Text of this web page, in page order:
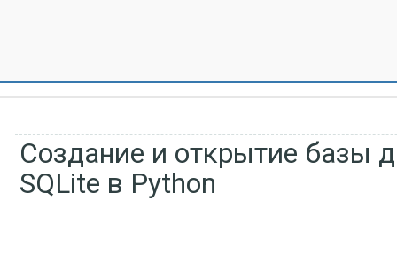
Создание и открытие базы
SQLite в Python